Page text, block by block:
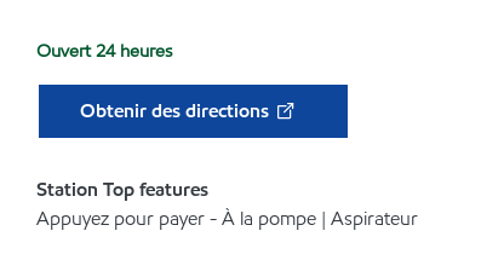
Ouvert 24 heures
Obtenir des directions
Station Top features
Appuyez pour payer - À la pompe | Aspirateur